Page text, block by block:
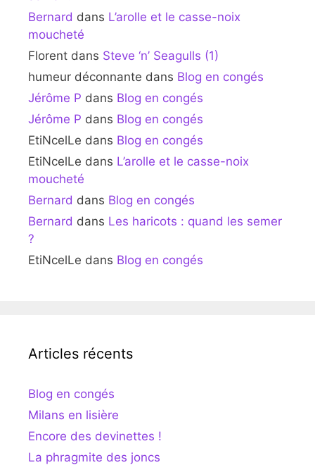
Bernard dans L’arolle et le casse-noix
moucheté
Florent dans Steve ‘n’ Seagulls (1)
humeur déconnante dans Blog en congés
Jérôme P dans Blog en congés
Jérôme P dans Blog en congés
EtiNcelLe dans Blog en congés
EtiNcelLe dans L’arolle et le casse-noix
moucheté
Bernard dans Blog en congés
Bernard dans Les haricots : quand les semer
?
EtiNcelLe dans Blog en congés
Articles récents
Blog en congés
Milans en lisière
Encore des devinettes !
La phragmite des joncs